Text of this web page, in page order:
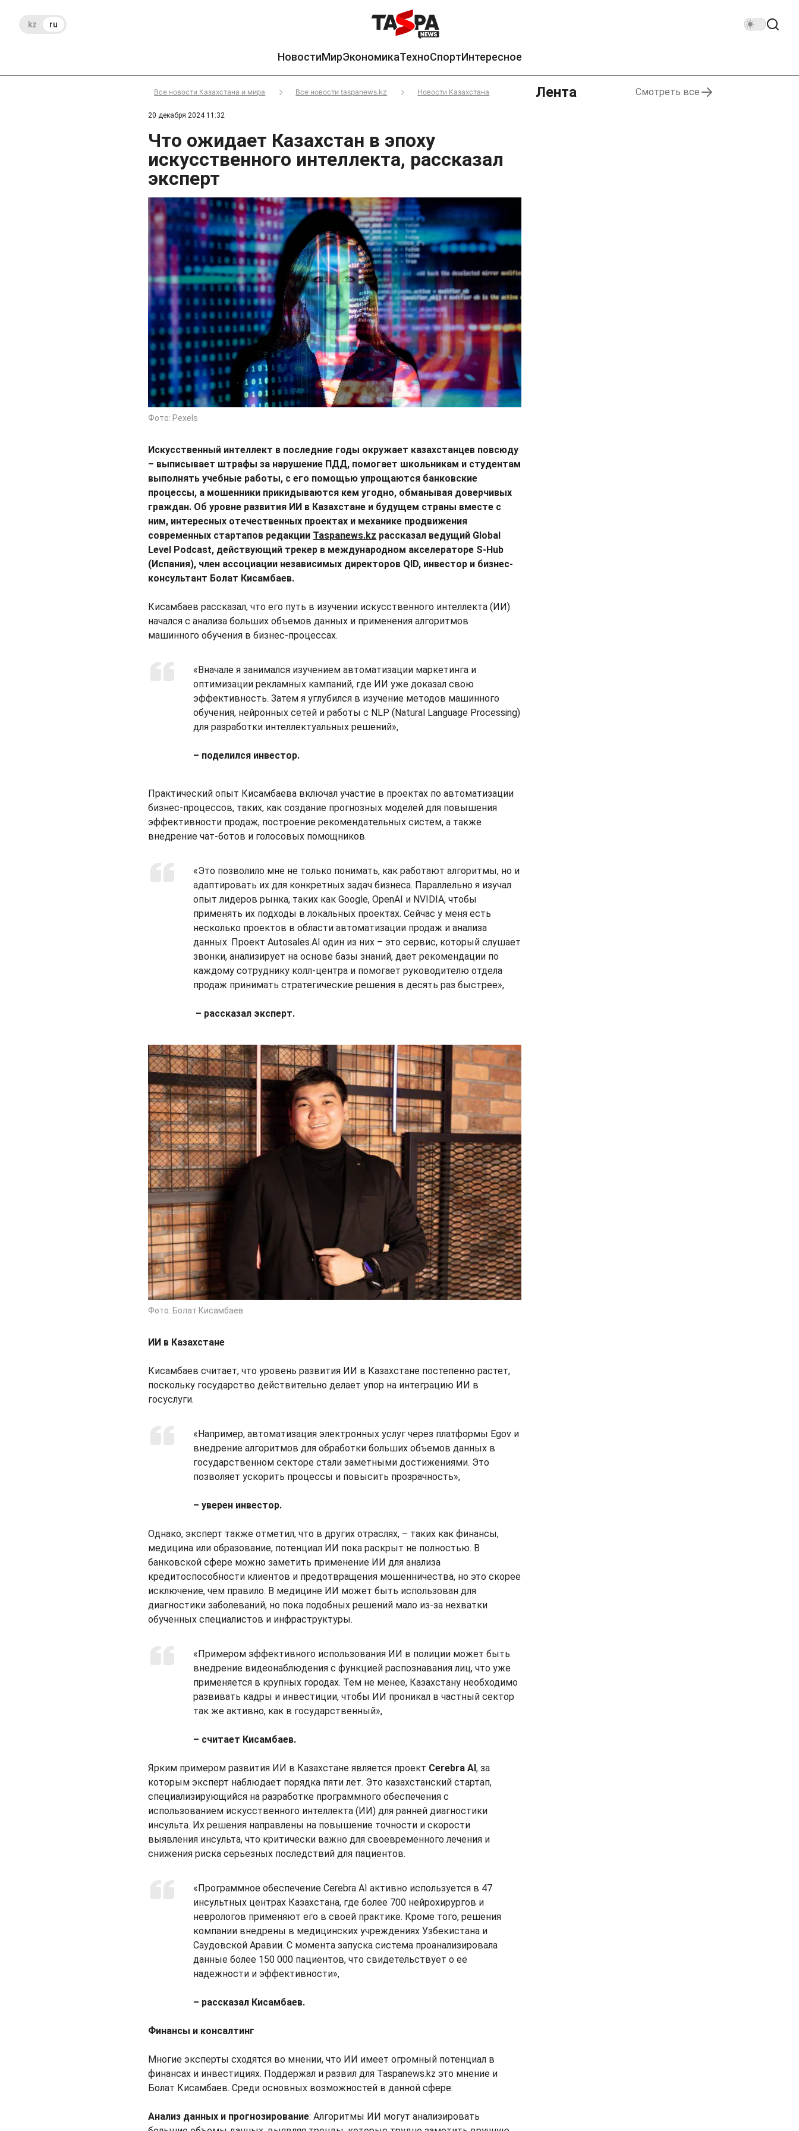
kz ru
НовостиМирЭкономикаТехноСпортИнтересное
Все новости Казахстана и мира Все новости taspanews.kz Новости Казахстана
20 декабря 2024 11:32
Что ожидает Казахстан в эпоху
искусственного интеллекта, рассказал
эксперт
Фото: Pexels
Искусственный интеллект в последние годы окружает казахстанцев повсюду
– выписывает штрафы за нарушение ПДД, помогает школьникам и студентам
выполнять учебные работы, с его помощью упрощаются банковские
процессы, а мошенники прикидываются кем угодно, обманывая доверчивых
граждан. Об уровне развития ИИ в Казахстане и будущем страны вместе с
ним, интересных отечественных проектах и механике продвижения
современных стартапов редакции Taspanews.kz рассказал ведущий Global
Level Podcast, действующий трекер в международном акселераторе S-Hub
(Испания), член ассоциации независимых директоров QID, инвестор и бизнес-
консультант Болат Кисамбаев.
Кисамбаев рассказал, что его путь в изучении искусственного интеллекта (ИИ)
начался с анализа больших объемов данных и применения алгоритмов
машинного обучения в бизнес-процессах.
«Вначале я занимался изучением автоматизации маркетинга и
оптимизации рекламных кампаний, где ИИ уже доказал свою
эффективность. Затем я углубился в изучение методов машинного
обучения, нейронных сетей и работы с NLP (Natural Language Processing)
для разработки интеллектуальных решений»,
– поделился инвестор.
Практический опыт Кисамбаева включал участие в проектах по автоматизации
бизнес-процессов, таких, как создание прогнозных моделей для повышения
эффективности продаж, построение рекомендательных систем, а также
внедрение чат-ботов и голосовых помощников.
«Это позволило мне не только понимать, как работают алгоритмы, но и
адаптировать их для конкретных задач бизнеса. Параллельно я изучал
опыт лидеров рынка, таких как Google, OpenAI и NVIDIA, чтобы
применять их подходы в локальных проектах. Сейчас у меня есть
несколько проектов в области автоматизации продаж и анализа
данных. Проект Autosales.AI один из них – это сервиc, который слушает
звонки, анализирует на основе базы знаний, дает рекомендации по
каждому сотруднику колл-центра и помогает руководителю отдела
продаж принимать стратегические решения в десять раз быстрее»,
– рассказал эксперт.
Фото: Болат Кисамбаев
ИИ в Казахстане
Кисамбаев считает, что уровень развития ИИ в Казахстане постепенно растет,
поскольку государство действительно делает упор на интеграцию ИИ в
госуслуги.
«Например, автоматизация электронных услуг через платформы Egov и
внедрение алгоритмов для обработки больших объемов данных в
государственном секторе стали заметными достижениями. Это
позволяет ускорить процессы и повысить прозрачность»,
– уверен инвестор.
Однако, эксперт также отметил, что в других отраслях, – таких как финансы,
медицина или образование, потенциал ИИ пока раскрыт не полностью. В
банковской сфере можно заметить применение ИИ для анализа
кредитоспособности клиентов и предотвращения мошенничества, но это скорее
исключение, чем правило. В медицине ИИ может быть использован для
диагностики заболеваний, но пока подобных решений мало из-за нехватки
обученных специалистов и инфраструктуры.
«Примером эффективного использования ИИ в полиции может быть
внедрение видеонаблюдения с функцией распознавания лиц, что уже
применяется в крупных городах. Тем не менее, Казахстану необходимо
развивать кадры и инвестиции, чтобы ИИ проникал в частный сектор
так же активно, как в государственный»,
– считает Кисамбаев.
Ярким примером развития ИИ в Казахстане является проект Cerebra AI, за
которым эксперт наблюдает порядка пяти лет. Это казахстанский стартап,
специализирующийся на разработке программного обеспечения с
использованием искусственного интеллекта (ИИ) для ранней диагностики
инсульта. Их решения направлены на повышение точности и скорости
выявления инсульта, что критически важно для своевременного лечения и
снижения риска серьезных последствий для пациентов.
«Программное обеспечение Cerebra AI активно используется в 47
инсультных центрах Казахстана, где более 700 нейрохирургов и
неврологов применяют его в своей практике. Кроме того, решения
компании внедрены в медицинских учреждениях Узбекистана и
Саудовской Аравии. С момента запуска система проанализировала
данные более 150 000 пациентов, что свидетельствует о ее
надежности и эффективности»,
– рассказал Кисамбаев.
Финансы и консалтинг
Многие эксперты сходятся во мнении, что ИИ имеет огромный потенциал в
финансах и инвестициях. Поддержал и развил для Taspanews.kz это мнение и
Болат Кисамбаев. Среди основных возможностей в данной сфере:
Анализ данных и прогнозирование: Алгоритмы ИИ могут анализировать
Лента Смотреть все